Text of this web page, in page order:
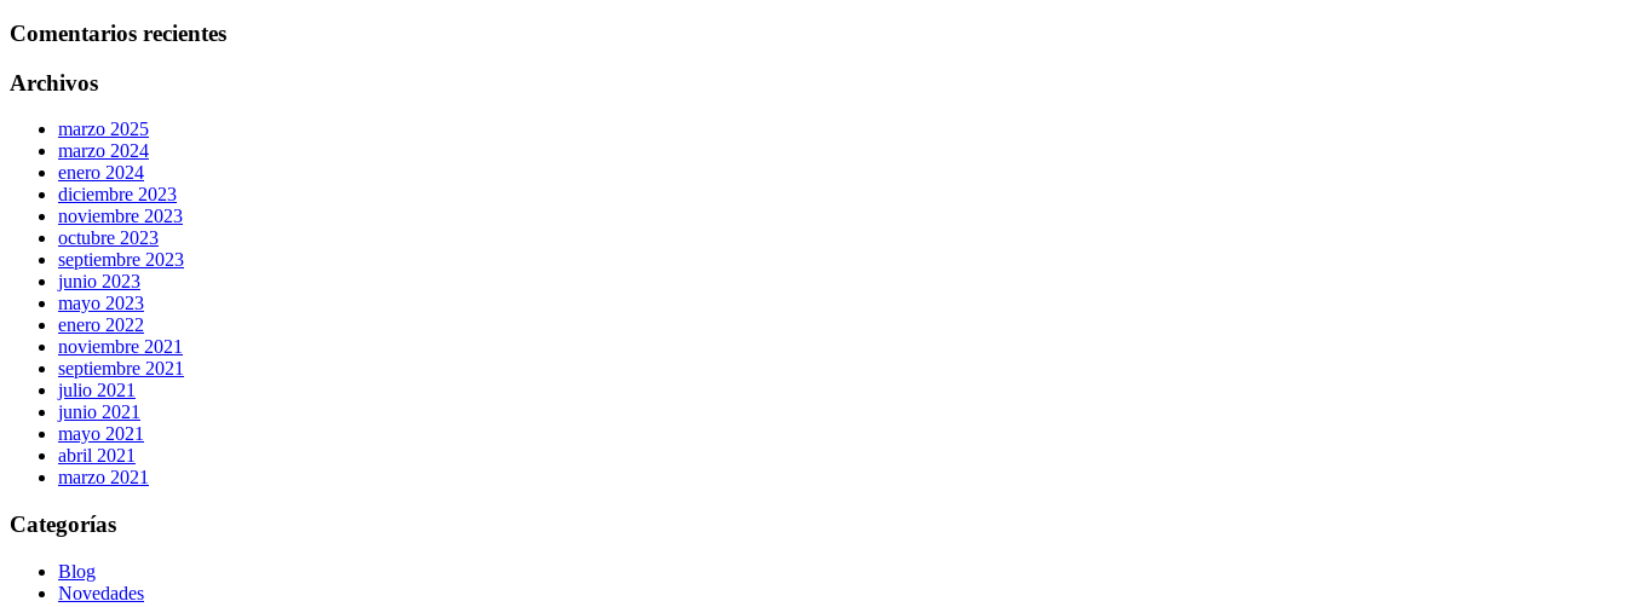
Comentarios recientes
Archivos
marzo 2025
marzo 2024
enero 2024
diciembre 2023
noviembre 2023
octubre 2023
septiembre 2023
junio 2023
mayo 2023
enero 2022
noviembre 2021
septiembre 2021
julio 2021
junio 2021
mayo 2021
abril 2021
marzo 2021
Categorías
Blog
Novedades